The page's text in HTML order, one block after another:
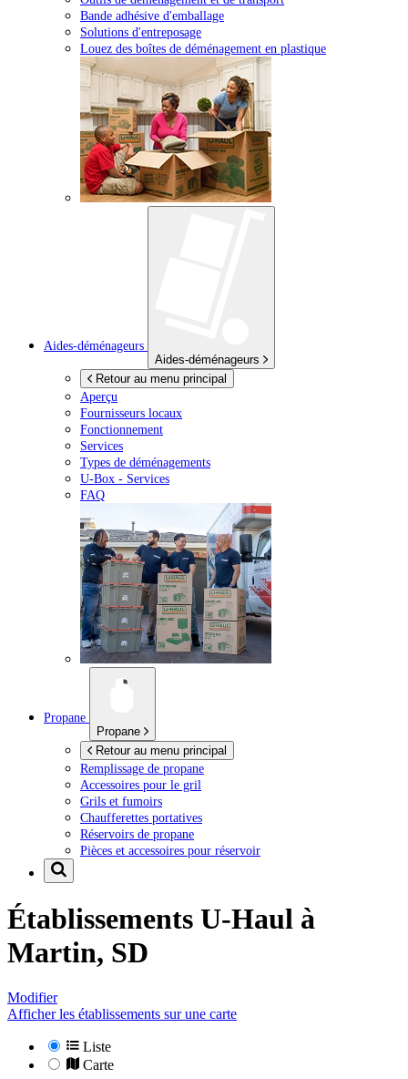
Bande adhésive d'emballage
Solutions d'entreposage
Louez des boîtes de déménagement en plastique
Aides-déménageurs
Aides-déménageurs
Retour au menu principal
Aperçu
Fournisseurs locaux
Fonctionnement
Services
Types de déménagements
U-Box - Services
FAQ
Propane
Propane
Retour au menu principal
Remplissage de propane
Accessoires pour le gril
Grils et fumoirs
Chaufferettes portatives
Réservoirs de propane
Pièces et accessoires pour réservoir
Établissements U-Haul à
Martin, SD
Modifier
Afficher les établissements sur une carte
Liste
Carte